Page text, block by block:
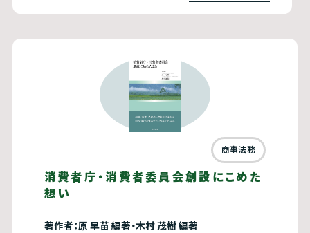
商事法務
消費者庁・消費者委員会創設にこめた
想い
著作者：原 早苗 編著・木村 茂樹 編著